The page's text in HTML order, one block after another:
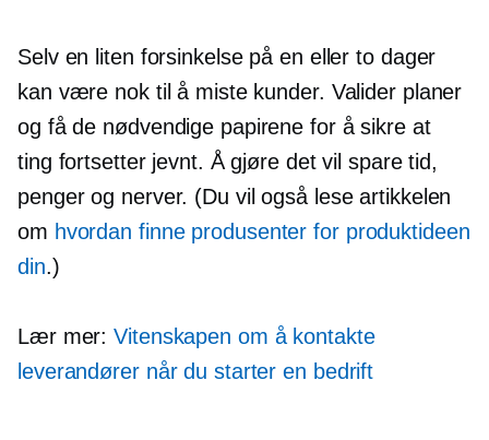
Selv en liten forsinkelse på en eller to dager
kan være nok til å miste kunder. Valider planer
og få de nødvendige papirene for å sikre at
ting fortsetter jevnt. Å gjøre det vil spare tid,
penger og nerver. (Du vil også lese artikkelen
om hvordan finne produsenter for produktideen
din.)
Lær mer:Vitenskapen om å kontakte
leverandører når du starter en bedrift